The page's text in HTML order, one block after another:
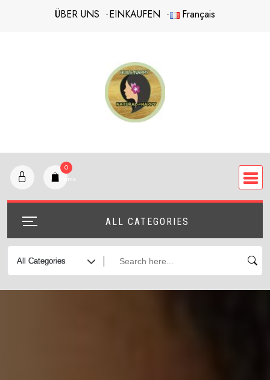
ÜBER UNS EINKAUFEN Français
ALL CATEGORIES
0
items